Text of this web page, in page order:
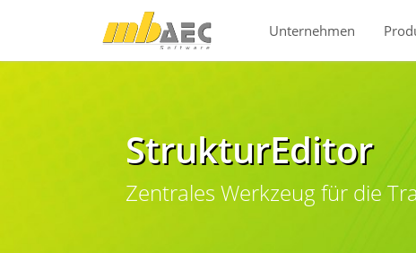
Direkt zur Hauptnavigation springen
Direkt zum Inhalt springen
Unternehmen
StrukturEditor
Zentrales Werkzeug für die